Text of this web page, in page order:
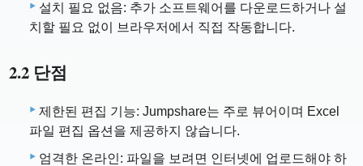
설치 필요 없음: 추가 소프트웨어를 다운로드하거나 설
치할 필요 없이 브라우저에서 직접 작동합니다.
2.2 단점
제한된 편집 기능: Jumpshare는 주로 뷰어이며 Excel
파일 편집 옵션을 제공하지 않습니다.
엄격한 온라인: 파일을 보려면 인터넷에 업로드해야 하